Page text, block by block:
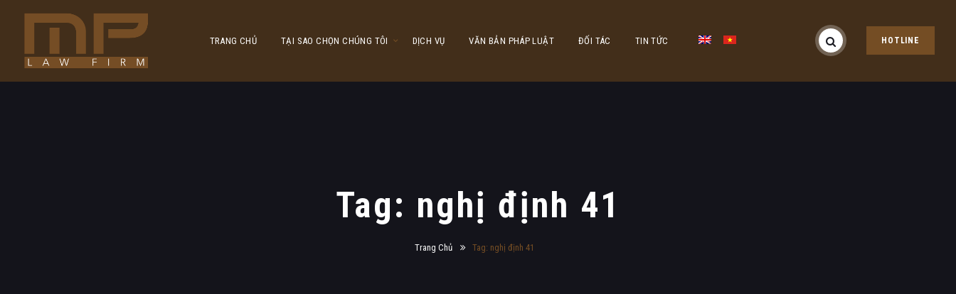
TRANG CHỦ TẠI SAO CHỌN CHÚNG TÔI DỊCH VỤ VĂN BẢN PHÁP LUẬT ĐỐI TÁC TIN TỨC HOTLINE
Tag: nghị định 41
Trang Chủ Tag: nghị định 41